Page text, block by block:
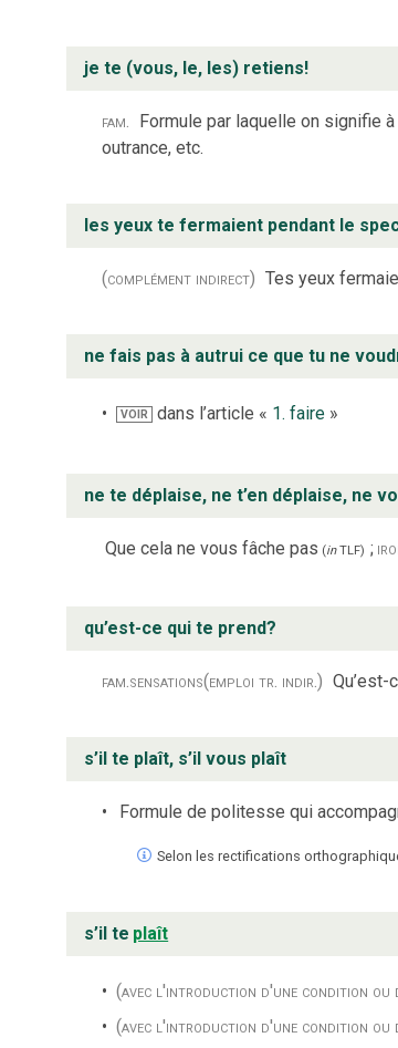
je te (vous, le, les) retiens!
fam. Formule par laquelle on signifie à
outrance, etc.
les yeux te fermaient pendant le
(complément indirect) Tes yeux
ne fais pas à autrui ce que tu ne
VOIR dans l’article « 1. faire »
ne te déplaise, ne t’en déplaise, ne
Que cela ne vous fâche pas (inTLF) ;
qu’est-ce qui te prend?
fam.sensations(emploi tr. indir.) Qu’est-
s’il te plaît, s’il vous plaît
Formule de politesse qui
Selon les rectifications
s’il te plaît
(avec l'introduction d'une condition ou
(avec l'introduction d'une condition ou